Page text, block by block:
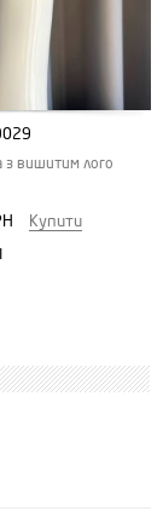
з вишитим лого
Купити